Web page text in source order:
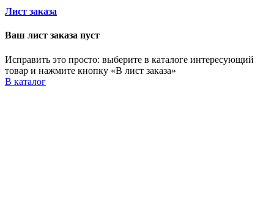
Лист заказа
Ваш лист заказа пуст
Исправить это просто: выберите в каталоге интересующий
товар и нажмите кнопку «В лист заказа»
В каталог